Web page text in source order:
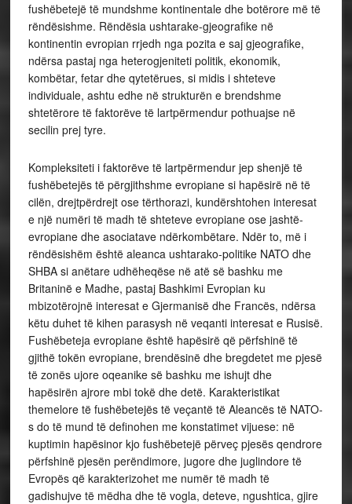
fushëbetejë të mundshme kontinentale dhe botërore më të
rëndësishme. Rëndësia ushtarake-gjeografike në
kontinentin evropian rrjedh nga pozita e saj gjeografike,
ndërsa pastaj nga heterogjeniteti politik, ekonomik,
kombëtar, fetar dhe qytetërues, si midis i shteteve
individuale, ashtu edhe në strukturën e brendshme
shtetërore të faktorëve të lartpërmendur pothuajse në
secilin prej tyre.
Kompleksiteti i faktorëve të lartpërmendur jep shenjë të
fushëbetejës të përgjithshme evropiane si hapësirë në të
cilën, drejtpërdrejt ose tërthorazi, kundërshtohen interesat
e një numëri të madh të shteteve evropiane ose jashtë-
evropiane dhe asociatave ndërkombëtare. Ndër to, më i
rëndësishëm është aleanca ushtarako-politike NATO dhe
SHBA si anëtare udhëheqëse në atë së bashku me
Britaninë e Madhe, pastaj Bashkimi Evropian ku
mbizotërojnë interesat e Gjermanisë dhe Francës, ndërsa
këtu duhet të kihen parasysh në veqanti interesat e Rusisë.
Fushëbeteja evropiane është hapësirë që përfshinë të
gjithë tokën evropiane, brendësinë dhe bregdetet me pjesë
të zonës ujore oqeanike së bashku me ishujt dhe
hapësirën ajrore mbi tokë dhe detë. Karakteristikat
themelore të fushëbetejës të veçantë të Aleancës të NATO-
s do të mund të definohen me konstatimet vijuese: në
kuptimin hapësinor kjo fushëbetejë përveç pjesës qendrore
përfshinë pjesën perëndimore, jugore dhe juglindore të
Evropës që karakterizohet me numër të madh të
gadishujve të mëdha dhe të vogla, deteve, ngushtica, gjire